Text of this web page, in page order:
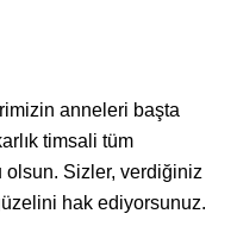
anneleri başta
timsali tüm
Sizler, verdiğiniz
hak ediyorsunuz.